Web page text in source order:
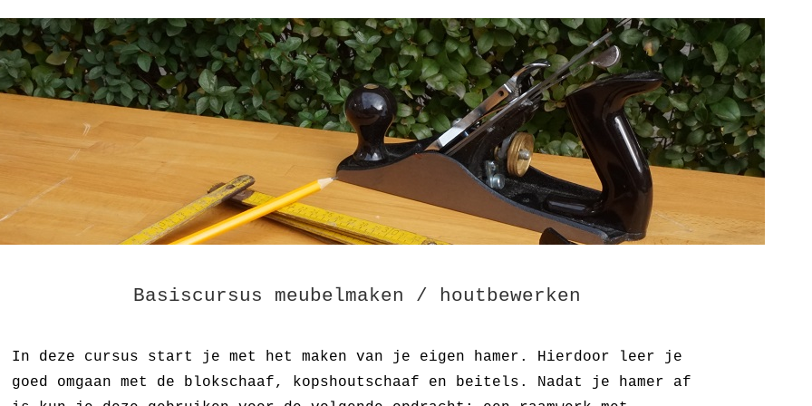
Basiscursus meubelmaken / houtbewerken
In deze cursus start je met het maken van je eigen hamer. Hierdoor leer je
goed omgaan met de blokschaaf, kopshoutschaaf en beitels. Nadat je hamer af